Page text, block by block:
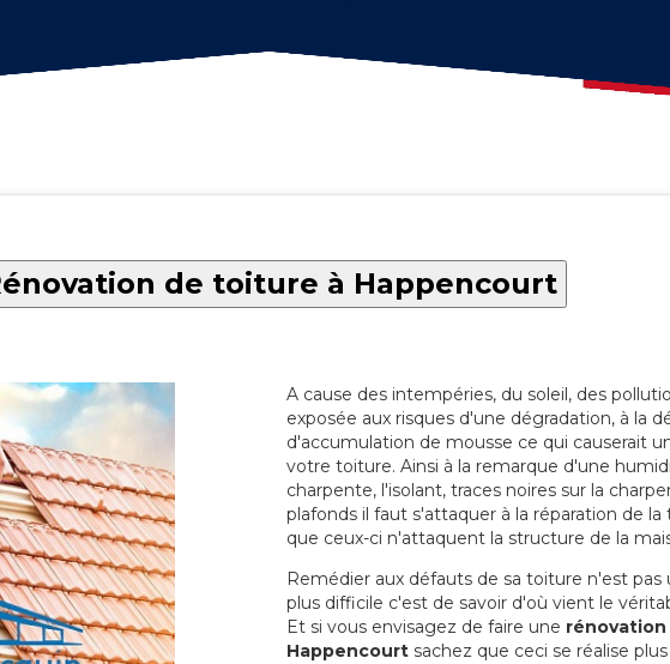
de toiture à Happencourt
A cause des intempéries, du soleil, des
exposée aux risques d'une dégradation, à la
d'accumulation de mousse ce qui causerait
votre toiture. Ainsi à la remarque d'une
charpente, l'isolant, traces noires sur la
plafonds il faut s'attaquer à la réparation de
que ceux-ci n'attaquent la structure de la
Remédier aux défauts de sa toiture n'est pas
plus difficile c'est de savoir d'où vient le
Et si vous envisagez de faire une
Happencourt sachez que ceci se réalise